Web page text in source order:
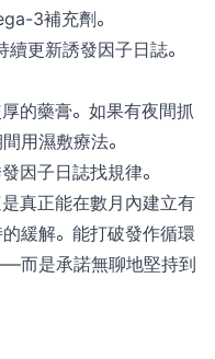
3補充劑。
更新誘發因子日誌。
的藥膏。如果有夜間抓
用濕敷療法。
因子日誌找規律。
真正能在數月內建立有
緩解。能打破發作循環
而是承諾無聊地堅持到